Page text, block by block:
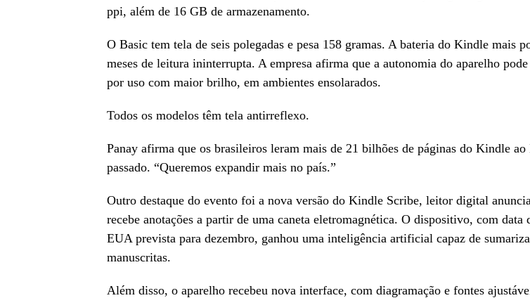
ppi, além de 16 GB de armazenamento.
O Basic tem tela de seis polegadas e pesa 158 gramas. A bateria do Kindle mais
meses de leitura ininterrupta. A empresa afirma que a autonomia do aparelho
por uso com maior brilho, em ambientes ensolarados.
Todos os modelos têm tela antirreflexo.
Panay afirma que os brasileiros leram mais de 21 bilhões de páginas do Kindle
passado. “Queremos expandir mais no país.”
Outro destaque do evento foi a nova versão do Kindle Scribe, leitor digital
recebe anotações a partir de uma caneta eletromagnética. O dispositivo, com data
EUA prevista para dezembro, ganhou uma inteligência artificial capaz de
manuscritas.
Além disso, o aparelho recebeu nova interface, com diagramação e fontes